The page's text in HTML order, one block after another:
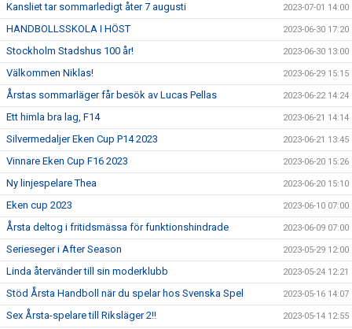
Kansliet tar sommarledigt åter 7 augusti 2023-07-01 14:00
HANDBOLLSSKOLA I HÖST 2023-06-30 17:20
Stockholm Stadshus 100 år! 2023-06-30 13:00
Välkommen Niklas! 2023-06-29 15:15
Årstas sommarläger får besök av Lucas Pellas 2023-06-22 14:24
Ett himla bra lag, F14 2023-06-21 14:14
Silvermedaljer Eken Cup P14 2023 2023-06-21 13:45
Vinnare Eken Cup F16 2023 2023-06-20 15:26
Ny linjespelare Thea 2023-06-20 15:10
Eken cup 2023 2023-06-10 07:00
Årsta deltog i fritidsmässa för funktionshindrade 2023-06-09 07:00
Serieseger i After Season 2023-05-29 12:00
Linda återvänder till sin moderklubb 2023-05-24 12:21
Stöd Årsta Handboll när du spelar hos Svenska Spel 2023-05-16 14:07
Sex Årsta-spelare till Riksläger 2!! 2023-05-14 12:55